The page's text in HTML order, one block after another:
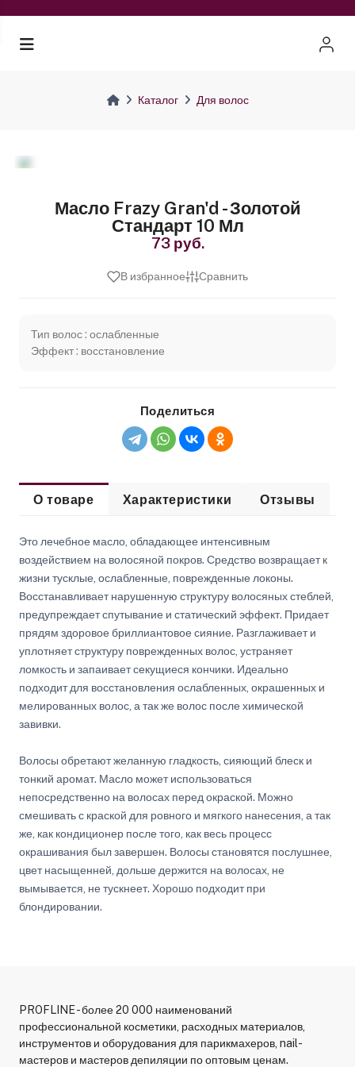
Каталог Для волос
Масло Frazy Gran'd - Золотой
Стандарт 10 Мл
73 руб.
В избранное Сравнить
Тип волос : ослабленные
Эффект : восстановление
Поделиться
О товаре Характеристики Отзывы
Это лечебное масло, обладающее интенсивным
воздействием на волосяной покров. Средство возвращает к
жизни тусклые, ослабленные, поврежденные локоны.
Восстанавливает нарушенную структуру волосяных стеблей,
предупреждает спутывание и статический эффект. Придает
прядям здоровое бриллиантовое сияние. Разглаживает и
уплотняет структуру поврежденных волос, устраняет
ломкость и запаивает секущиеся кончики. Идеально
подходит для восстановления ослабленных, окрашенных и
мелированных волос, а так же волос после химической
завивки.
Волосы обретают желанную гладкость, сияющий блеск и
тонкий аромат. Масло может использоваться
непосредственно на волосах перед окраской. Можно
смешивать с краской для ровного и мягкого нанесения, а так
же, как кондиционер после того, как весь процесс
окрашивания был завершен. Волосы становятся послушнее,
цвет насыщенней, дольше держится на волосах, не
вымывается, не тускнеет. Хорошо подходит при
блондировании.
PROFLINE - более 20 000 наименований
профессиональной косметики, расходных материалов,
инструментов и оборудования для парикмахеров, nail-
мастеров и мастеров депиляции по оптовым ценам.